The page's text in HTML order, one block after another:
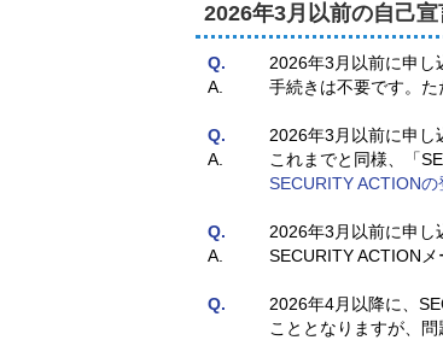
2026年3月以前の自己
Q.
2026年3月以前に申し
A.
手続きは不要です。
Q.
2026年3月以前に申し
A.
これまでと同様、「
SECURITY ACTION
Q.
2026年3月以前に申し
A.
SECURITY ACTION
Q.
2026年4月以降に、
こととなりますが、